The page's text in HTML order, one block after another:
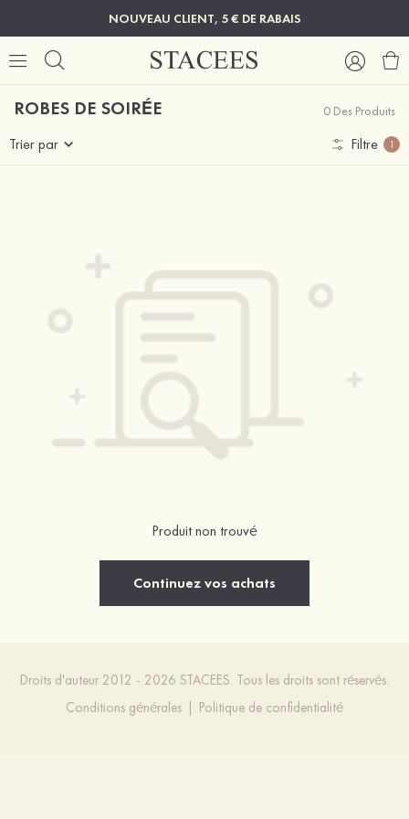
NOUVEAU CLIENT, 5 € DE RABAIS
ROBES DE SOIRÉE 0 Des Produits
Trier par Filtre 1
Produit non trouvé
Continuez vos achats
Droits d'auteur 2012 - 2026 STACEES. Tous les droits sont réservés.
Conditions générales
Politique de confidentialité